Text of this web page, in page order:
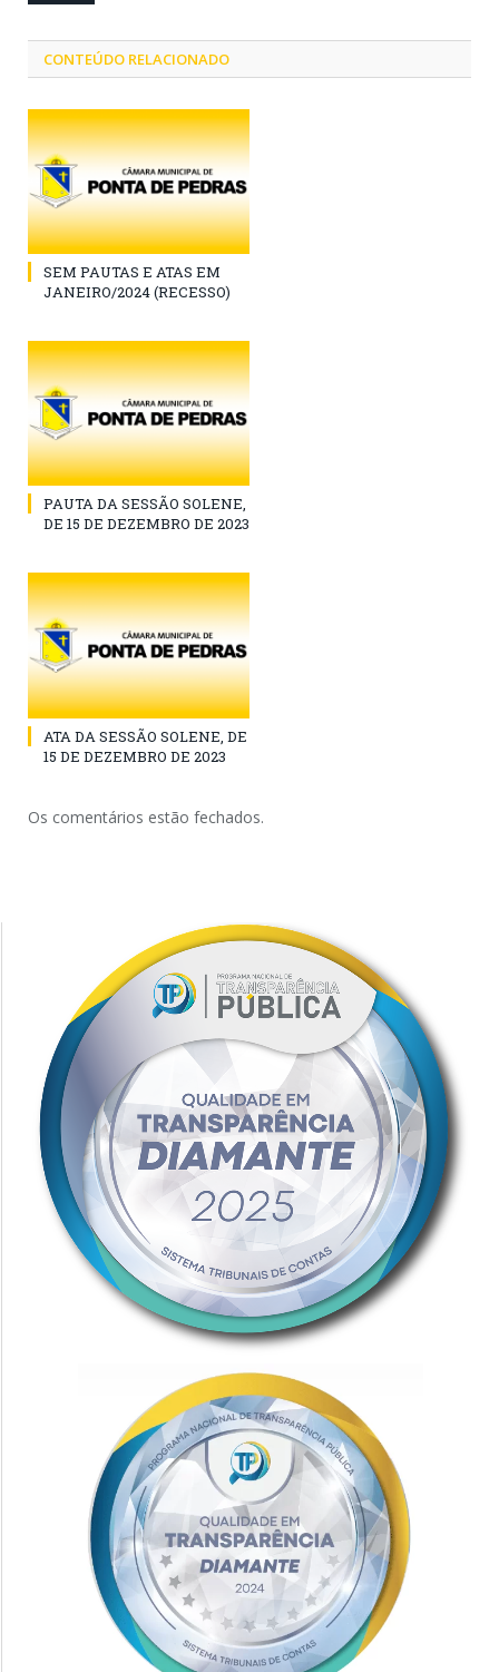
CONTEÚDO RELACIONADO
SEM PAUTAS E ATAS EM
JANEIRO/2024 (RECESSO)
PAUTA DA SESSÃO SOLENE,
DE 15 DE DEZEMBRO DE 2023
ATA DA SESSÃO SOLENE, DE
15 DE DEZEMBRO DE 2023
Os comentários estão fechados.